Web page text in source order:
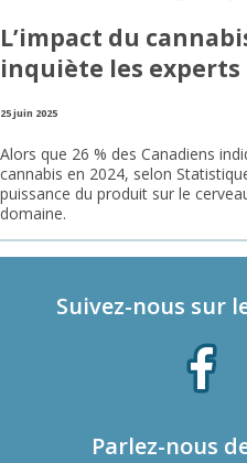
L’impact du
inquiète les experts
25 juin 2025
Alors que 26 % des Canadiens
cannabis en 2024, selon
puissance du produit sur le
domaine.
Suivez-nous sur
Parlez-nous